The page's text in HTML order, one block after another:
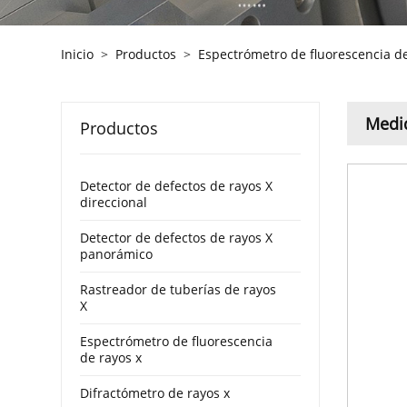
Inicio > Productos > Espectrómetro de fluorescencia
Productos
Detector de defectos de rayos X
direccional
Detector de defectos de rayos X
panorámico
Rastreador de tuberías de rayos
X
Espectrómetro de fluorescencia
de rayos x
Difractómetro de rayos x